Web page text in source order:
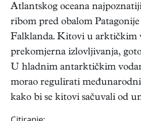
Atlantskog oceana
ribom pred obalom
Falklanda. Kitovi u arktičkim
prekomjerna izlovljivanja,
U hladnim antarktičkim
morao regulirati
kako bi se kitovi sačuvali od